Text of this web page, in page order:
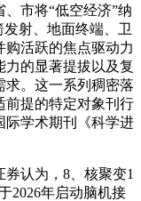
市将“低空经济”纳
射、地面终端、卫
活跃的焦点驱动力
的显著提拔以及复
求。这一系列稠密落
前提的特定对象刊行
际学术期刊《科学进
认为，8、核聚变1
2026年启动脑机接